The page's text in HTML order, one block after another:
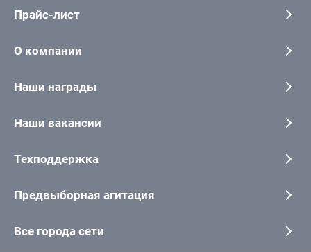
Прайс-лист
О компании
Наши награды
Наши вакансии
Техподдержка
Предвыборная агитация
Все города сети